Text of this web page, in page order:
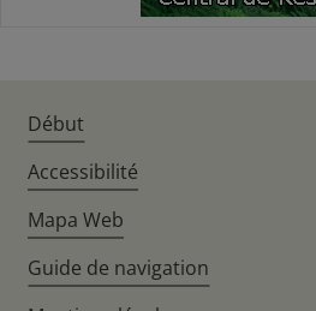
Début
Accessibilité
Mapa Web
Guide de navigation